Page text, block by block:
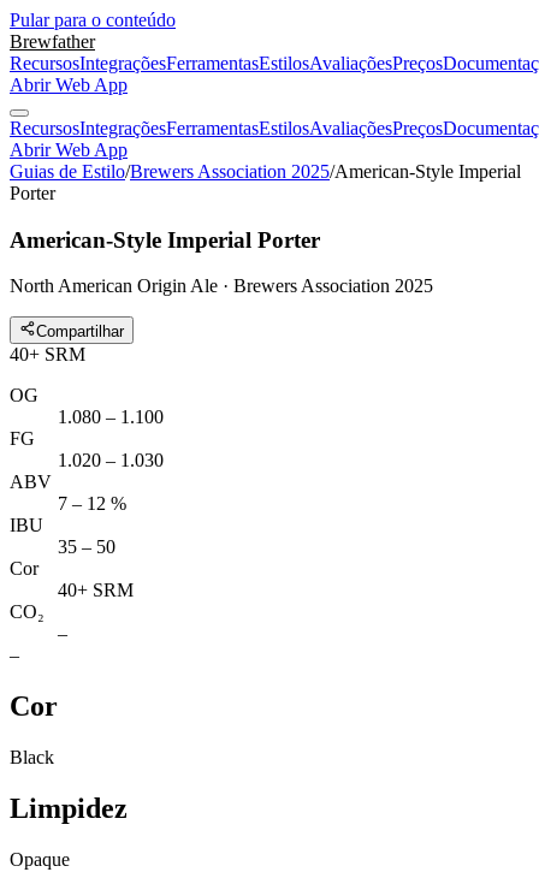
Pular para o conteúdo
Brewfather
RecursosIntegraçõesFerramentasEstilosAvaliaçõesPreços
Abrir Web App
RecursosIntegraçõesFerramentasEstilosAvaliaçõesPreços
Abrir Web App
Guias de Estilo/Brewers Association 2025/American-Style Imperial
Porter
American-Style Imperial Porter
North American Origin Ale · Brewers Association 2025
Compartilhar
40+ SRM
OG
1.080 – 1.100
FG
1.020 – 1.030
ABV
7 – 12 %
IBU
35 – 50
Cor
40+ SRM
CO₂
–
–
Cor
Black
Limpidez
Opaque